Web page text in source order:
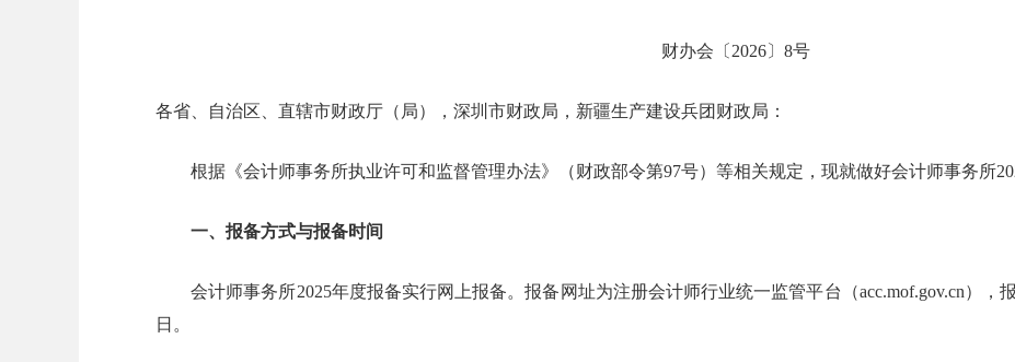
财办会〔2026〕8号
各省、自治区、直辖市财政厅（局），深圳市财政局，新疆生产建设兵团财政局：
根据《会计师事务所执业许可和监督管理办法》（财政部令第97号）等相关规定，现就做好会计师事务所
一、报备方式与报备时间
会计师事务所2025年度报备实行网上报备。报备网址为注册会计师行业统一监管平台（acc.mof.gov.cn），报
日。